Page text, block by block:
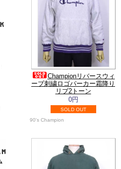
Championリバースウィ
ーブ刺繍ロゴパーカー霜降り
リブ2トーン
0円
SOLD OUT
90's Champion